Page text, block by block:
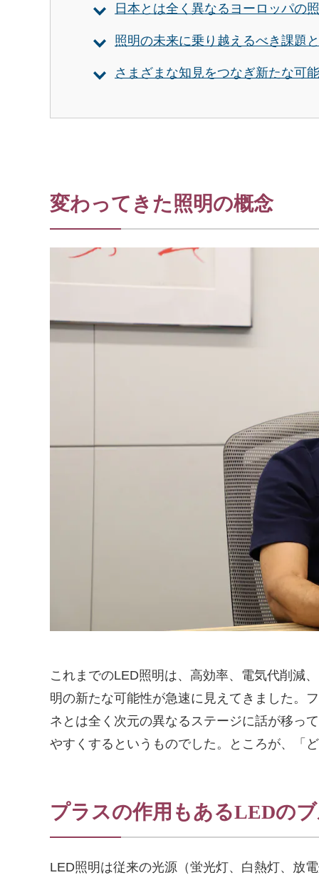
日本とは全く異なるヨーロッパの
照明の未来に乗り越えるべき課題
さまざまな知見をつなぎ新たな可
変わってきた照明の概念
これまでのLED照明は、高効率、電気代削減
明の新たな可能性が急速に見えてきました。
ネとは全く次元の異なるステージに話が移っ
やすくするというものでした。ところが、「
プラスの作用もあるLEDの
LED照明は従来の光源（蛍光灯、白熱灯、放